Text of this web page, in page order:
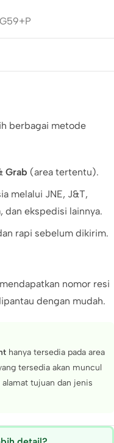
berbagai metode
Grab (area tertentu).
melalui JNE, J&T,
dan ekspedisi lainnya.
rapi sebelum dikirim.
nomor resi
dengan mudah.
hanya tersedia pada area
tersedia akan muncul
tujuan dan jenis